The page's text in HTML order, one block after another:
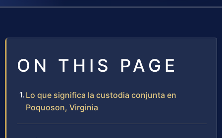
ON THIS PAGE
Lo que significa la custodia conjunta en
Poquoson, Virginia